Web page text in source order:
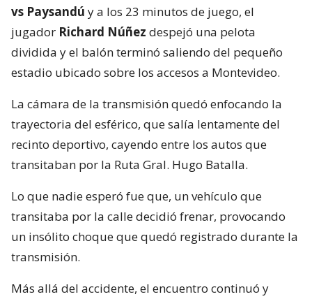
vs Paysandú y a los 23 minutos de juego, el
jugador Richard Núñez despejó una pelota
dividida y el balón terminó saliendo del pequeño
estadio ubicado sobre los accesos a Montevideo.
La cámara de la transmisión quedó enfocando la
trayectoria del esférico, que salía lentamente del
recinto deportivo, cayendo entre los autos que
transitaban por la Ruta Gral. Hugo Batalla.
Lo que nadie esperó fue que, un vehículo que
transitaba por la calle decidió frenar, provocando
un insólito choque que quedó registrado durante la
transmisión.
Más allá del accidente, el encuentro continuó y